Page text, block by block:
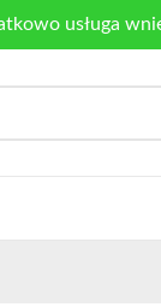
usługa